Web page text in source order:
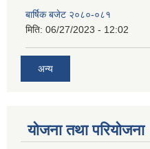
बार्षिक बजेट २०८०-०८१
मिति: 06/27/2023 - 12:02
अन्य
योजना तथा परियोजना